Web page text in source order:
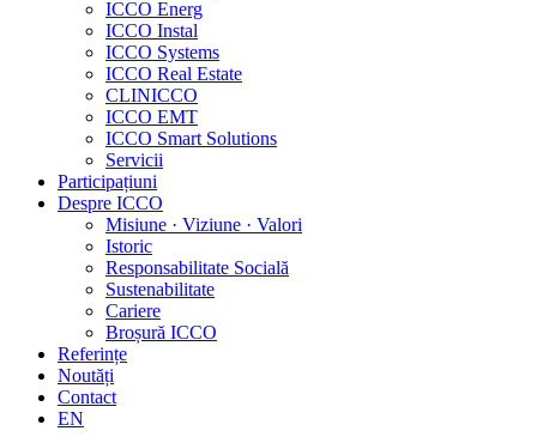
ICCO Energ
ICCO Instal
ICCO Systems
ICCO Real Estate
CLINICCO
ICCO EMT
ICCO Smart Solutions
Servicii
Participațiuni
Despre ICCO
Misiune · Viziune · Valori
Istoric
Responsabilitate Socială
Sustenabilitate
Cariere
Broșură ICCO
Referințe
Noutăți
Contact
EN